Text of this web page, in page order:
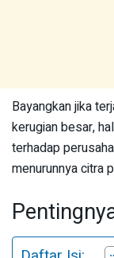
Bayangkan jika
kerugian besar,
terhadap
menurunnya citra